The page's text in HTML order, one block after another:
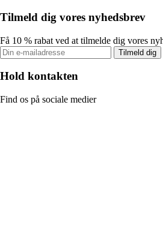
Tilmeld dig vores nyhedsbrev
Få 10 % rabat ved at tilmelde dig vores
Tilmeld dig
Hold kontakten
Find os på sociale medier